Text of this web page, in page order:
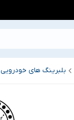
بلبرینگ های خودرویی